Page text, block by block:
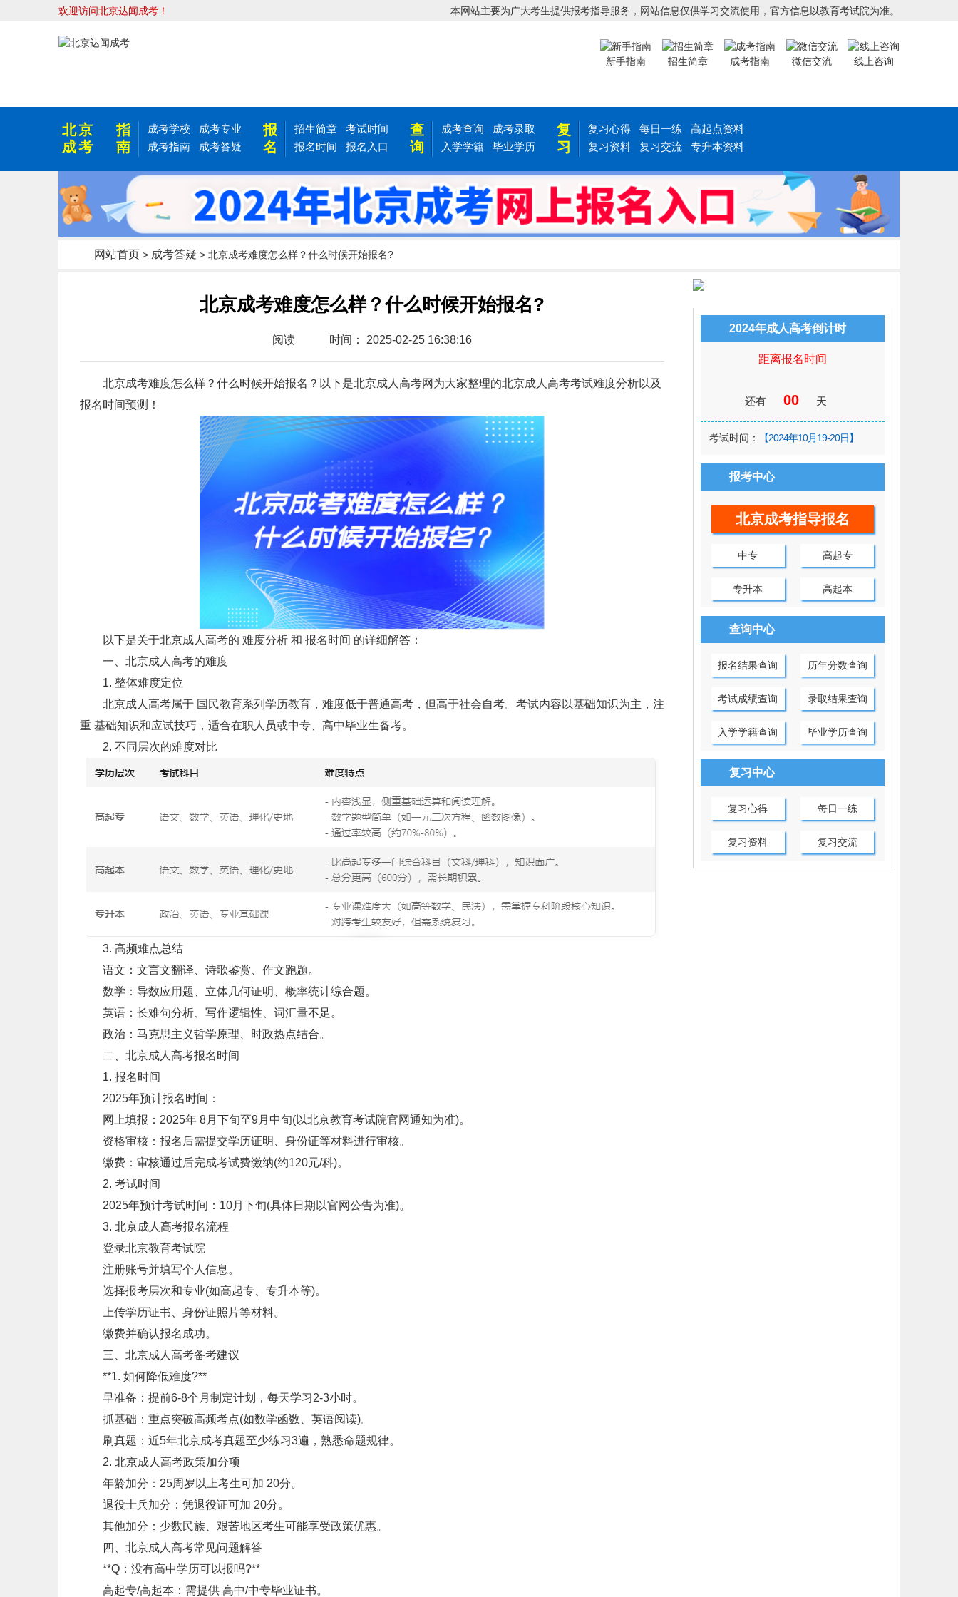
欢迎访问北京达闻成考！ 本网站主要为广大考生提供报考指导服务，网站信息仅供学习交流使用，官方信息以教育考试院为准。
新手指南 招生简章 成考指南 微信交流 线上咨询
北京
成考
指
南
成考学校
成考专业
成考指南
成考答疑
报
名
招生简章
考试时间
报名时间
报名入口
查
询
成考查询
成考录取
入学学籍
毕业学历
复
习
复习心得 每日一练
高起点资料
复习资料
复习交流 专升本资料
网站首页 > 成考答疑 > 北京成考难度怎么样？什么时候开始报名?
北京成考难度怎么样？什么时候开始报名?
阅读 时间： 2025-02-25 16:38:16
北京成考难度怎么样？什么时候开始报名？以下是北京成人高考网为大家整理的北京成人高考考试难度分析以及
报名时间预测！
以下是关于北京成人高考的 难度分析 和 报名时间 的详细解答：
一、北京成人高考的难度
1. 整体难度定位
北京成人高考属于 国民教育系列学历教育，难度低于普通高考，但高于社会自考。考试内容以基础知识为主，注
重 基础知识和应试技巧，适合在职人员或中专、高中毕业生备考。
2. 不同层次的难度对比
3. 高频难点总结
语文：文言文翻译、诗歌鉴赏、作文跑题。
数学：导数应用题、立体几何证明、概率统计综合题。
英语：长难句分析、写作逻辑性、词汇量不足。
政治：马克思主义哲学原理、时政热点结合。
二、北京成人高考报名时间
1. 报名时间
2025年预计报名时间：
网上填报：2025年 8月下旬至9月中旬(以北京教育考试院官网通知为准)。
资格审核：报名后需提交学历证明、身份证等材料进行审核。
缴费：审核通过后完成考试费缴纳(约120元/科)。
2. 考试时间
2025年预计考试时间：10月下旬(具体日期以官网公告为准)。
3. 北京成人高考报名流程
登录北京教育考试院
注册账号并填写个人信息。
选择报考层次和专业(如高起专、专升本等)。
上传学历证书、身份证照片等材料。
缴费并确认报名成功。
三、北京成人高考备考建议
**1. 如何降低难度?**
早准备：提前6-8个月制定计划，每天学习2-3小时。
抓基础：重点突破高频考点(如数学函数、英语阅读)。
刷真题：近5年北京成考真题至少练习3遍，熟悉命题规律。
2. 北京成人高考政策加分项
年龄加分：25周岁以上考生可加 20分。
退役士兵加分：凭退役证可加 20分。
其他加分：少数民族、艰苦地区考生可能享受政策优惠。
四、北京成人高考常见问题解答
**Q：没有高中学历可以报吗?**
高起专/高起本：需提供 高中/中专毕业证书。
2024年成人高考倒计时
距离报名时间
还有 00 天
考试时间： 【2024年10月19-20日】
报考中心
北京成考指导报名
中专 高起专
专升本 高起本
查询中心
报名结果查询 历年分数查询
考试成绩查询 录取结果查询
入学学籍查询 毕业学历查询
复习中心
复习心得 每日一练
复习资料 复习交流